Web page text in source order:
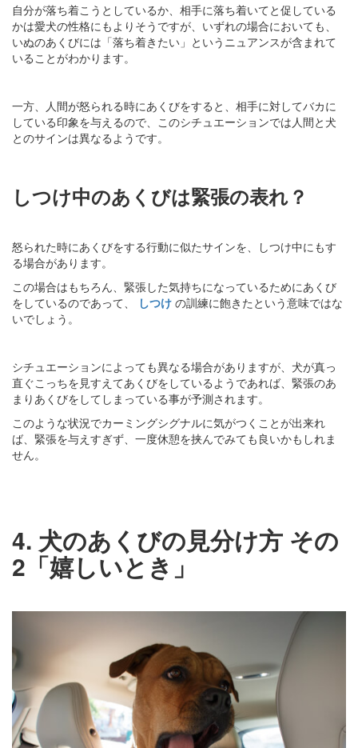
自分が落ち着こうとしているか、相手に落ち着いてと促している
かは愛犬の性格にもよりそうですが、いずれの場合においても、
いぬのあくびには「落ち着きたい」というニュアンスが含まれて
いることがわかります。
一方、人間が怒られる時にあくびをすると、相手に対してバカに
している印象を与えるので、このシチュエーションでは人間と犬
とのサインは異なるようです。
しつけ中のあくびは緊張の表れ？
怒られた時にあくびをする行動に似たサインを、しつけ中にもす
る場合があります。
この場合はもちろん、緊張した気持ちになっているためにあくび
をしているのであって、
しつけ の訓練に飽きたという意味ではな
いでしょう。
シチュエーションによっても異なる場合がありますが、犬が真っ
直ぐこっちを見すえてあくびをしているようであれば、緊張のあ
まりあくびをしてしまっている事が予測されます。
このような状況でカーミングシグナルに気がつくことが出来れ
ば、緊張を与えすぎず、一度休憩を挟んでみても良いかもしれま
せん。
4. 犬のあくびの見分け方 その
2「嬉しいとき」